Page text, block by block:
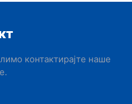
контактирајте наше